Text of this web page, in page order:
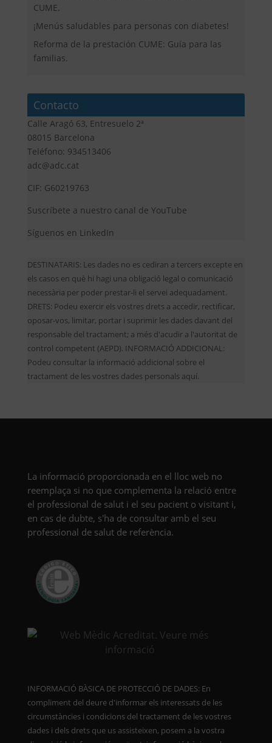
CUME.
¡Menús saludables para personas con diabetes!
Reforma de la prestación CUME: Guía para las
familias.
Contacto
Calle Aragó 63, Entresuelo 2ª
08015 Barcelona
Teléfono: 934513406
adc@adc.cat
CIF: G60219763
Suscríbete a nuestro canal de YouTube
Síguenos en LinkedIn
DESTINATARIS: Les dades no es cediran a tercers excepte en
els casos en què hi hagi una obligació legal o comunicació
necessària per poder prestar-li el servei adequadament.
DRETS: Podeu exercir els vostres drets a accedir, rectificar,
oposar-vos, limitar, portar i suprimir les dades davant del
responsable del tractament; a més d'acudir a l'autoritat de
control competent (AEPD). INFORMACIÓ ADDICIONAL:
Podeu consultar la informació addicional sobre el
tractament de les vostres dades personals aquí.
La informació proporcionada en el lloc web no
reemplaça si no que complementa la relació entre
el professional de salut i el seu pacient o visitant i,
en cas de dubte, s'ha de consultar amb el seu
professional de salut de referència.
INFORMACIÓ BÀSICA DE PROTECCIÓ DE DADES: En
compliment del deure d'informar els interessats de les
circumstàncies i condicions del tractament de les vostres
dades i dels drets que us assisteixen, posem a la vostra